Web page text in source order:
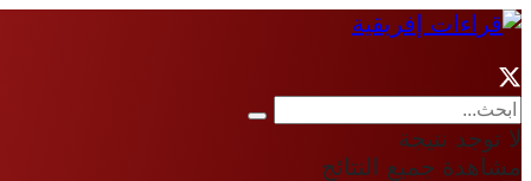
لا توجد نتيجة
مشاهدة جميع النتائج